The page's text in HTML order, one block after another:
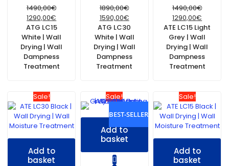
1490,00€
1290,00€
ATG LC15
White | Wall
Drying | Wall
Dampness
Treatment
1890,00€
1590,00€
ATG LC30
White | Wall
Drying | Wall
Dampness
Treatment
1490,00€
1290,00€
ATE LC15 Light
Grey | Wall
Drying | Wall
Dampness
Treatment
Sale!
Add to
basket
Sale!
BEST-SELLER
Add to
basket
Sale!
Add to
basket